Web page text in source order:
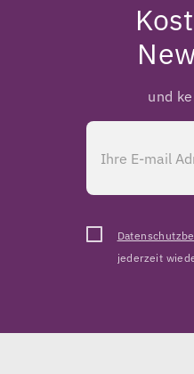
und
jederzeit